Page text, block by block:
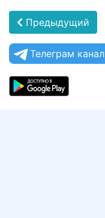
Предыдущий
Телеграм канал